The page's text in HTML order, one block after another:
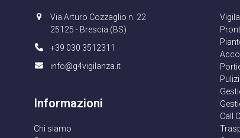
Via Arturo Cozzaglio n. 22
25125 - Brescia (BS)
+39 030 3512311
info@g4vigilanza.it
Informazioni
Chi siamo
Call